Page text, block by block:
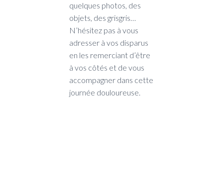
quelques photos, des
objets, des grisgris…
N’hésitez pas à vous
adresser à vos disparus
en les remerciant d’être
à vos côtés et de vous
accompagner dans cette
journée douloureuse.